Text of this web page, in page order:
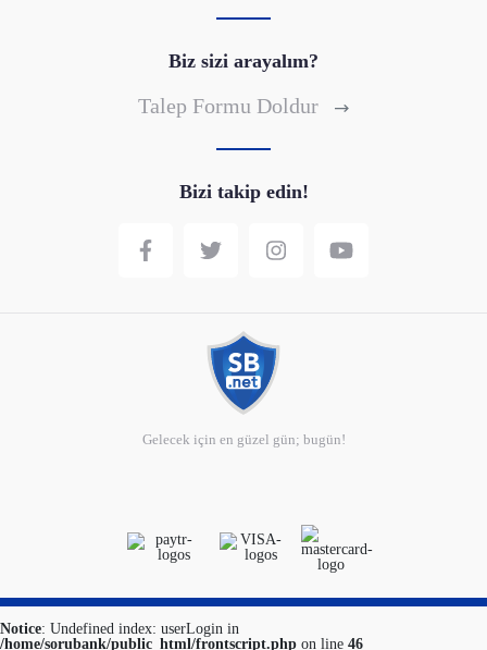
Biz sizi arayalım?
Talep Formu Doldur
Bizi takip edin!
Gelecek için en güzel gün; bugün!
Notice: Undefined index: userLogin in
/home/sorubank/public_html/frontscript.php on line 46